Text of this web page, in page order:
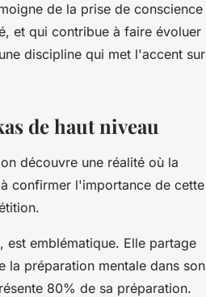
de la prise de conscience
et qui contribue à faire évoluer
discipline qui met l'accent sur
de haut niveau
découvre une réalité où la
confirmer l'importance de cette
est emblématique. Elle partage
la préparation mentale dans son
80% de sa préparation.